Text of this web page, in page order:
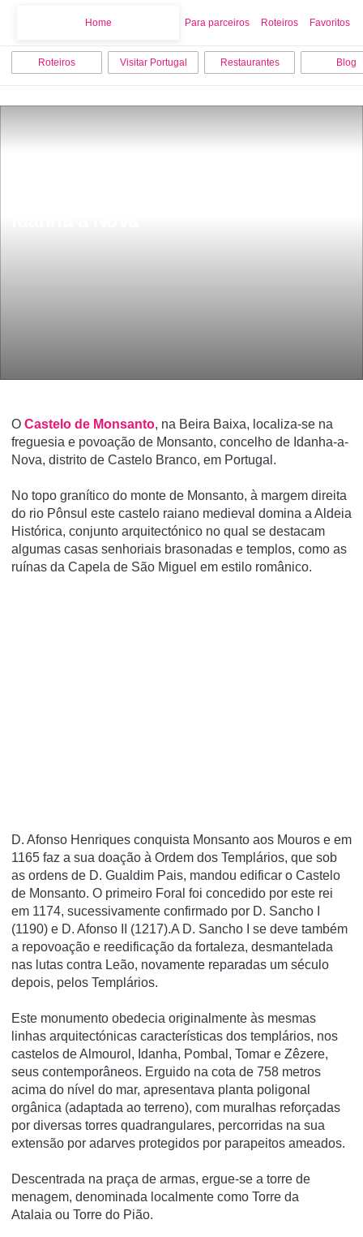
Home Para parceiros Roteiros Favoritos
Roteiros Visitar Portugal Restaurantes Blog
O Castelo de Monsanto, na Beira Baixa, localiza-se na
freguesia e povoação de Monsanto, concelho de Idanha-a-
Nova, distrito de Castelo Branco, em Portugal.
No topo graní­tico do monte de Monsanto, à margem direita
do rio Pônsul este castelo raiano medieval domina a Aldeia
Histórica, conjunto arquitectónico no qual se destacam
algumas casas senhoriais brasonadas e templos, como as
ruí­nas da Capela de São Miguel em estilo românico.
D. Afonso Henriques conquista Monsanto aos Mouros e em
1165 faz a sua doação à Ordem dos Templários, que sob
as ordens de D. Gualdim Pais, mandou edificar o Castelo
de Monsanto. O primeiro Foral foi concedido por este rei
em 1174, sucessivamente confirmado por D. Sancho I
(1190) e D. Afonso II (1217).A D. Sancho I se deve também
a repovoação e reedificação da fortaleza, desmantelada
nas lutas contra Leão, novamente reparadas um século
depois, pelos Templários.
Este monumento obedecia originalmente às mesmas
linhas arquitectónicas características dos templários, nos
castelos de Almourol, Idanha, Pombal, Tomar e Zêzere,
seus contemporâneos. Erguido na cota de 758 metros
acima do nível do mar, apresentava planta poligonal
orgânica (adaptada ao terreno), com muralhas reforçadas
por diversas torres quadrangulares, percorridas na sua
extensão por adarves protegidos por parapeitos ameados.
Descentrada na praça de armas, ergue-se a torre de
menagem, denominada localmente como Torre da
Atalaia ou Torre do Pião.